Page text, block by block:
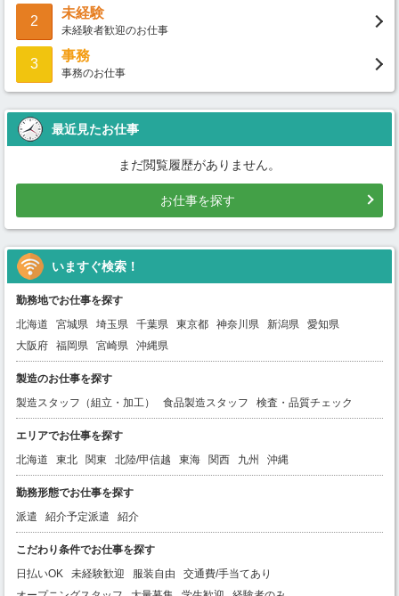
2
未経験
未経験者歓迎のお仕事
3
事務
事務のお仕事
最近見たお仕事
まだ閲覧履歴がありません。
お仕事を探す
いますぐ検索！
勤務地でお仕事を探す
北海道
宮城県 埼玉県 千葉県 東京都 神奈川県 新潟県
愛知県
大阪府
福岡県 宮崎県 沖縄県
製造のお仕事を探す
製造スタッフ（組立・加工）
食品製造スタッフ 検査・品質チェック
エリアでお仕事を探す
北海道
東北 関東 北陸/甲信越 東海 関西 九州 沖縄
勤務形態でお仕事を探す
派遣
紹介予定派遣 紹介
こだわり条件でお仕事を探す
日払いOK
未経験歓迎 服装自由
交通費/手当てあり